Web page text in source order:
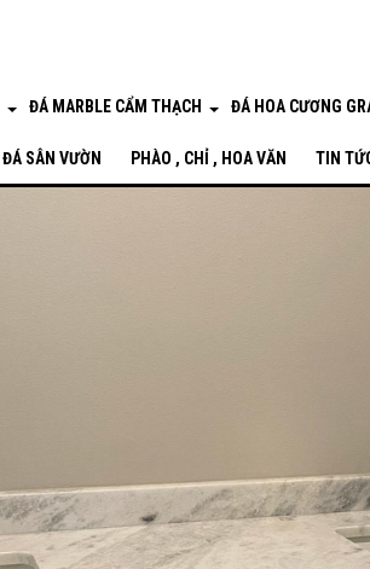
ĐÁ MARBLE CẨM THẠCH ĐÁ HOA CƯƠNG
ĐÁ SÂN VƯỜN PHÀO , CHỈ , HOA VĂN TIN